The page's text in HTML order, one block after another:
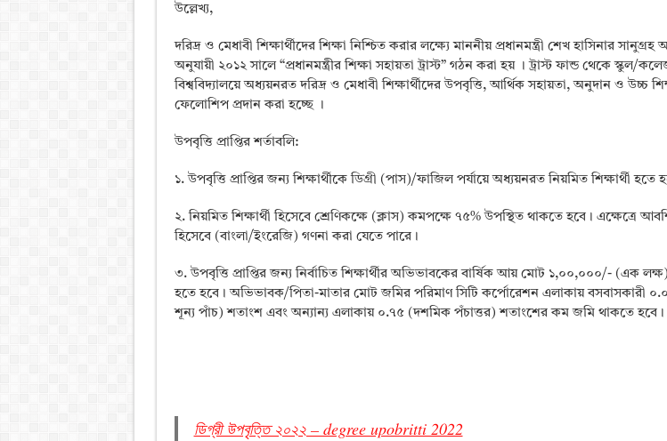
উল্লেখ্য,
দরিদ্র ও মেধাবী শিক্ষার্থীদের শিক্ষা নিশ্চিত করার লক্ষ্যে মাননীয় প্রধানমন্ত্রী শেখ হাসিনার সানুগ্রহ
অনুযায়ী ২০১২ সালে “প্রধানমন্ত্রীর শিক্ষা সহায়তা ট্রাস্ট” গঠন করা হয় । ট্রাস্ট ফান্ড থেকে স্কুল/
বিশ্ববিদ্যালয়ে অধ্যয়নরত দরিদ্র ও মেধাবী শিক্ষার্থীদের উপবৃত্তি, আর্থিক সহায়তা, অনুদান ও উচ্চ
ফেলোশিপ প্রদান করা হচ্ছে ।
উপবৃত্তি প্রাপ্তির শর্তাবলি:
১. উপবৃত্তি প্রাপ্তির জন্য শিক্ষার্থীকে ডিগ্রী (পাস)/ফাজিল পর্যায়ে অধ্যয়নরত নিয়মিত শিক্ষার্থী হতে
২. নিয়মিত শিক্ষার্থী হিসেবে শ্রেণিকক্ষে (ক্লাস) কমপক্ষে ৭৫% উপস্থিত থাকতে হবে। এক্ষেত্রে
হিসেবে (বাংলা/ইংরেজি) গণনা করা যেতে পারে।
৩. উপবৃত্তি প্রাপ্তির জন্য নির্বাচিত শিক্ষার্থীর অভিভাবকের বার্ষিক আয় মোট ১,০০,০০০/- (এক
হতে হবে। অভিভাবক/পিতা-মাতার মোট জমির পরিমাণ সিটি কর্পোরেশন এলাকায় বসবাসকারী
শূন্য পাঁচ) শতাংশ এবং অন্যান্য এলাকায় ০.৭৫ (দশমিক পঁচাত্তর) শতাংশের কম জমি থাকতে হবে।
ডিগ্রী উপবৃত্তি ২০২২ – degree upobritti 2022